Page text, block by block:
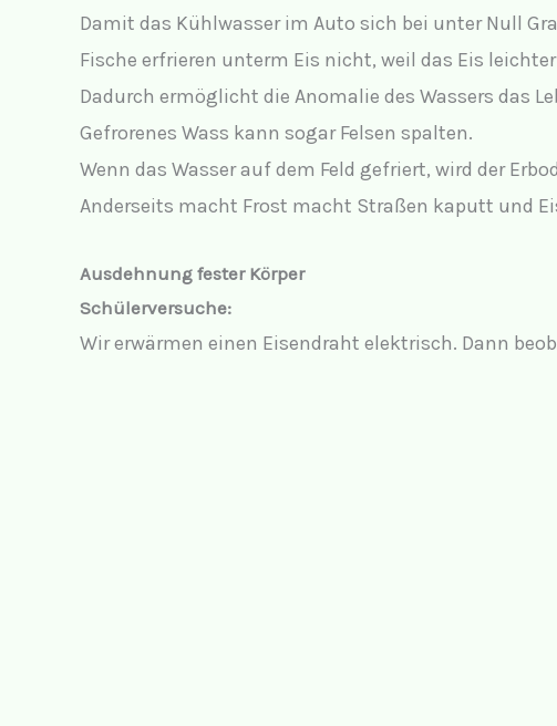
Damit das Kühlwasser im Auto sich bei unter Null
Fische erfrieren unterm Eis nicht, weil das Eis
Dadurch ermöglicht die Anomalie des Wassers das
Gefrorenes Wass kann sogar Felsen spalten.
Wenn das Wasser auf dem Feld gefriert, wird der
Anderseits macht Frost macht Straßen kaputt und
Ausdehnung fester Körper
Schülerversuche:
Wir erwärmen einen Eisendraht elektrisch. Dann